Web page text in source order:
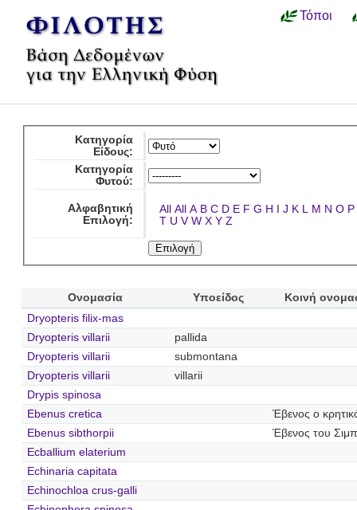
Τόποι
Κατηγορία
Είδους:
Κατηγορία
Φυτού:
Αλφαβητική
Επιλογή:
All All A B C D E F G H I J K L M N O P
T U V W X Y Z
Ονομασία Υποείδος
Κοινή
Dryopteris filix-mas
Dryopteris villarii
pallida
Dryopteris villarii
submontana
Dryopteris villarii
villarii
Drypis spinosa
Ebenus cretica
Έβενος ο
Ebenus sibthorpii
Έβενος του
Ecballium elaterium
Echinaria capitata
Echinochloa crus-galli